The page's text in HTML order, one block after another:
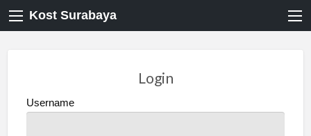
Kost Surabaya
Login
Username